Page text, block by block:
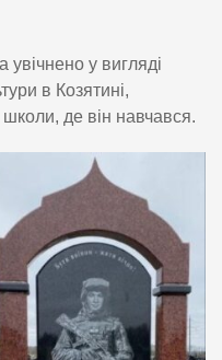
у вигляді
в Козятині,
де він навчався.